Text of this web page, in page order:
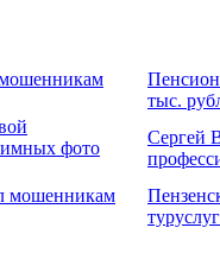
тыс.
фото
Сергей
мошенникам